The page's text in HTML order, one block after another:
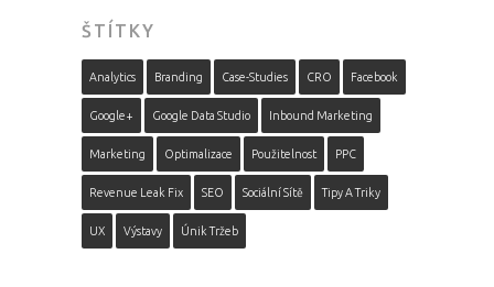
ŠTÍTKY
Analytics Branding Case-Studies CRO Facebook
Google+ Google Data Studio Inbound Marketing
Marketing Optimalizace Použitelnost PPC
Revenue Leak Fix SEO Sociální Sítě Tipy A Triky
UX Výstavy Únik Tržeb